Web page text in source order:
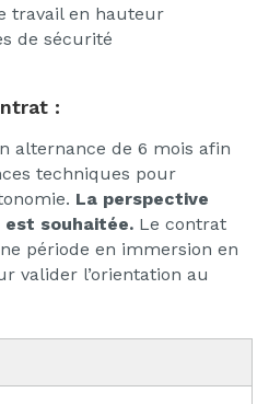
travail en hauteur
de sécurité
:
alternance de 6 mois afin
techniques pour
La perspective
est souhaitée. Le contrat
période en immersion en
valider l’orientation au